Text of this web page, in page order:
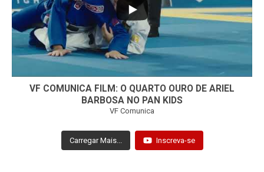
VF COMUNICA FILM: O QUARTO OURO DE ARIEL
BARBOSA NO PAN KIDS
VF Comunica
Carregar Mais... Inscreva-se